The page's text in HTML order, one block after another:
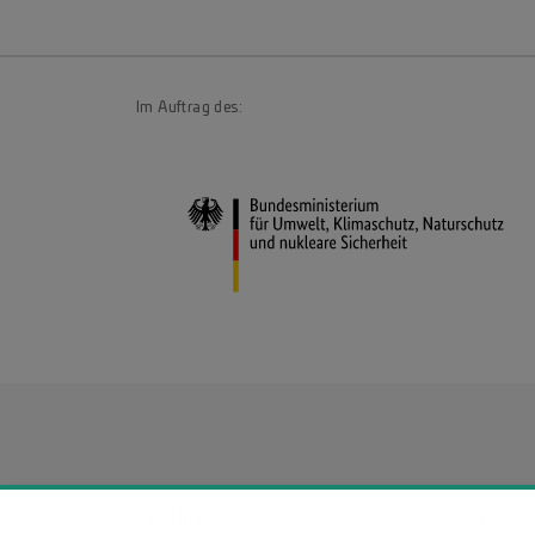
Im Auftrag des: